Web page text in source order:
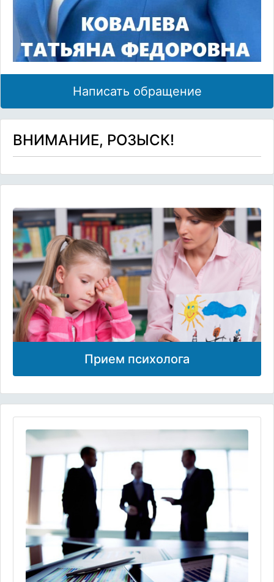
Написать обращение
ВНИМАНИЕ, РОЗЫСК!
Прием психолога